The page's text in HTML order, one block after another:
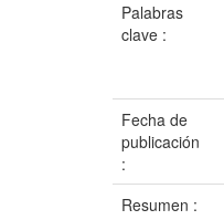
Palabras
clave :
Fecha de
publicación
:
Resumen :